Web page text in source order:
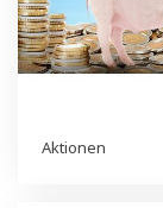
Aktionen